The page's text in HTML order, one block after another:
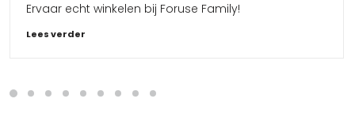
Ervaar echt winkelen bij Foruse Family!
Lees verder